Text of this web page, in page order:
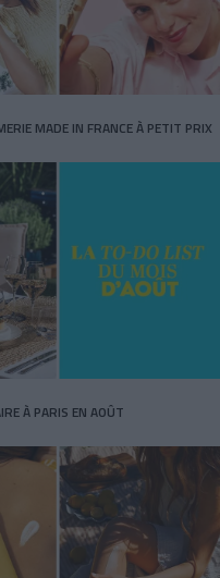
MADE IN FRANCE À PETIT PRIX
À PARIS EN AOÛT